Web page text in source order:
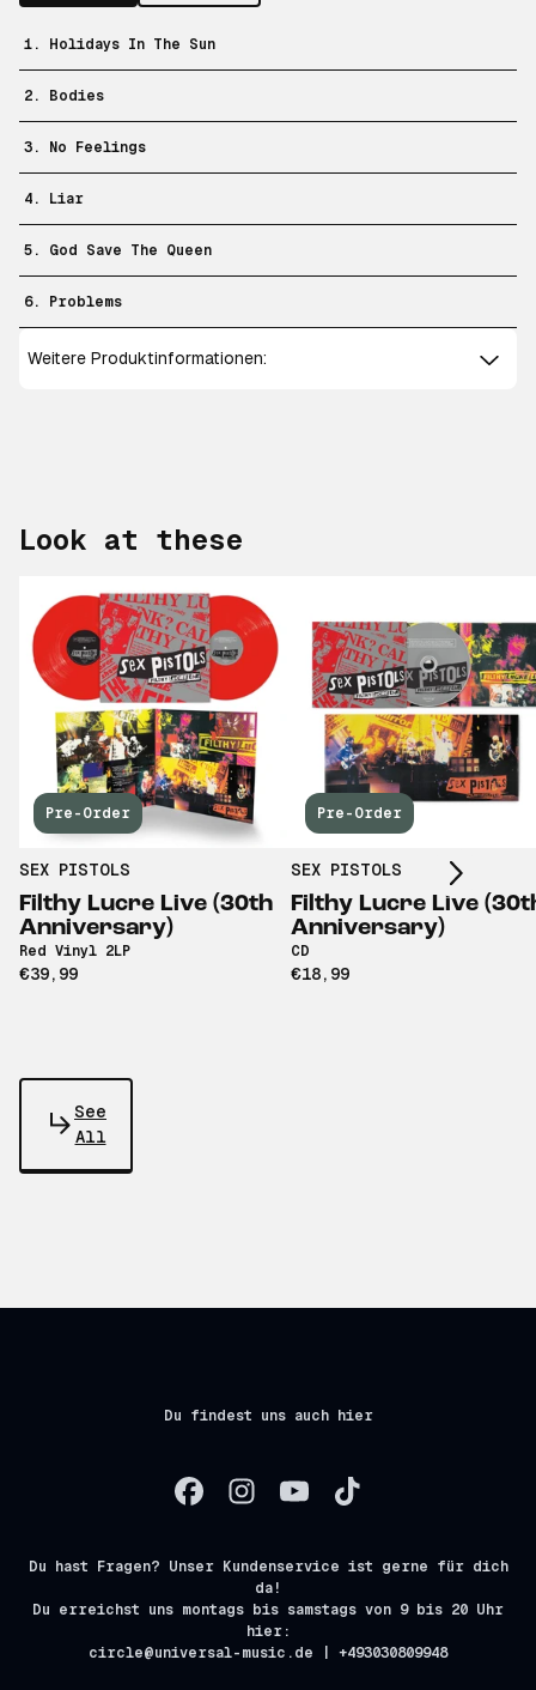
1. Holidays In The Sun
2. Bodies
3. No Feelings
4. Liar
5. God Save The Queen
6. Problems
Weitere Produktinformationen:
Look at these
Pre-Order
SEX PISTOLS
Filthy Lucre Live (30th
Anniversary)
Red Vinyl 2LP
€39,99
Pre-Order
SEX PISTOLS
Filthy Lucre Live
Anniversary)
CD
€18,99
Scroll right
See
All
Du findest uns auch hier
Du hast Fragen? Unser Kundenservice ist gerne für dich
da!
Du erreichst uns montags bis samstags von 9 bis 20 Uhr
hier:
circle@universal-music.de | +493030809948